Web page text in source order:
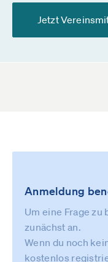
Jetzt
Anmeldung
Um eine Frage
zunächst an.
Wenn du noch
kostenlos